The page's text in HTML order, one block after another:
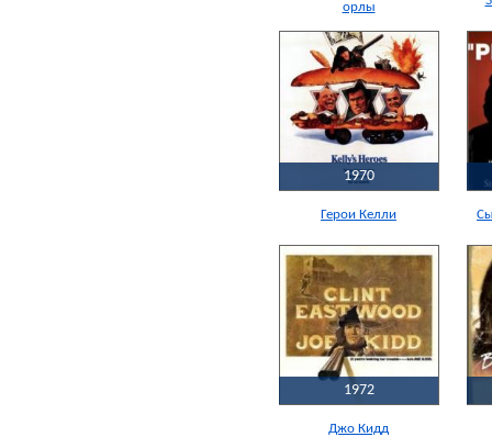
орлы
Герои Келли
1970
Джо Кидд
1972